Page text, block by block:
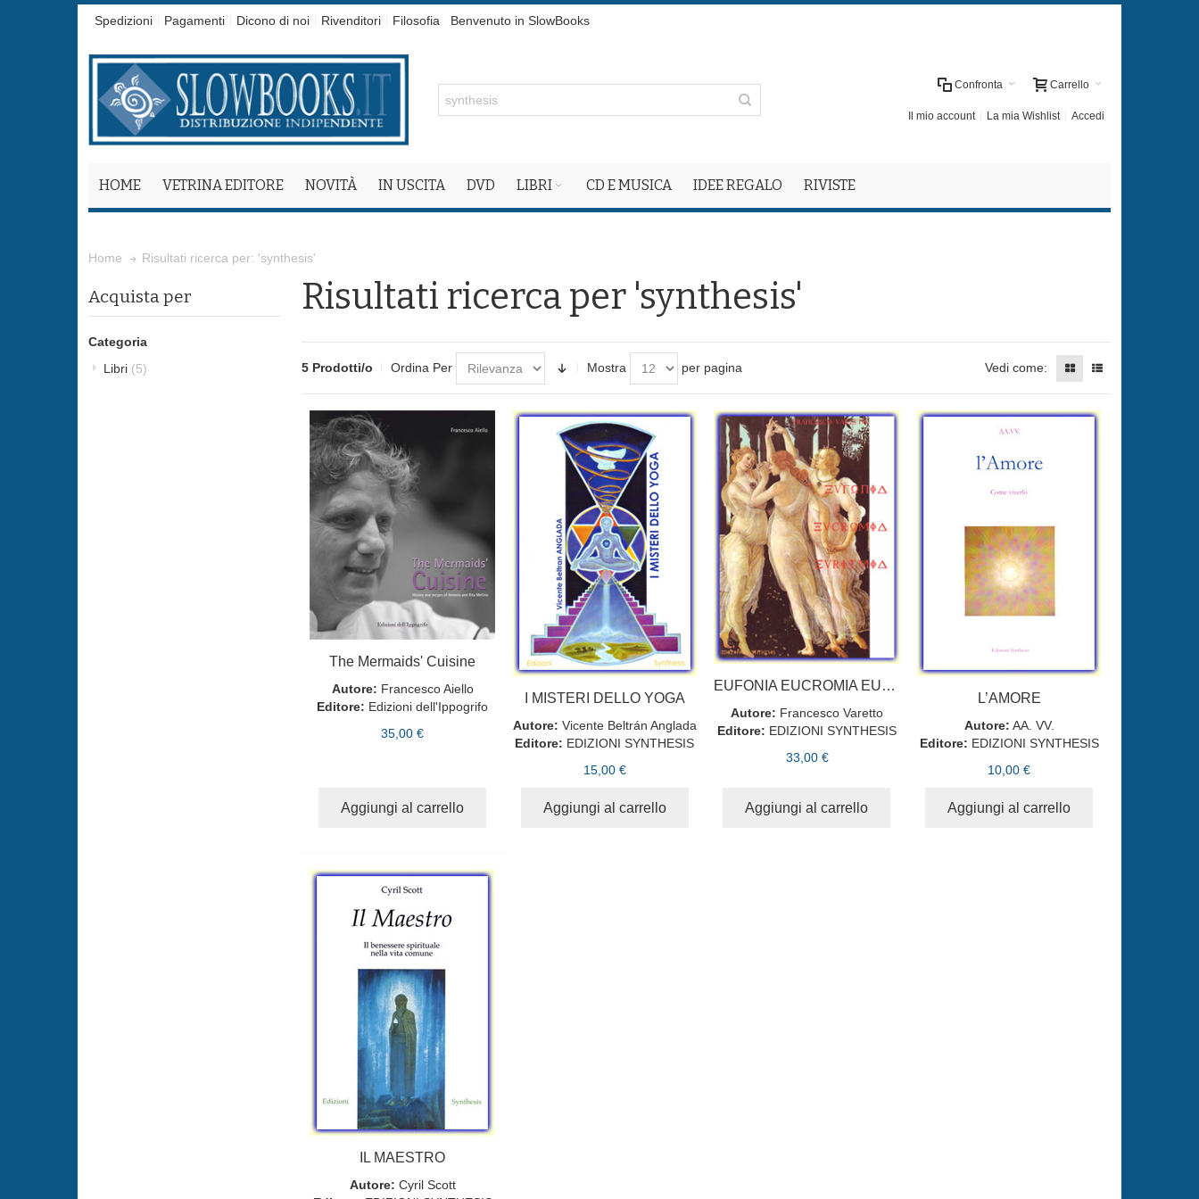
Spedizioni Pagamenti Dicono di noi Rivenditori Filosofia Benvenuto in SlowBooks
Carrello
Confronta
Il mio account La mia Wishlist Accedi
HOME VETRINA EDITORE NOVITÀ IN USCITA DVD LIBRI CD E MUSICA IDEE REGALO RIVISTE
Home Risultati ricerca per: 'synthesis'
Risultati ricerca per 'synthesis'
5 Prodotti/o Ordina Per Mostra per pagina Vedi come:
The Mermaids' Cuisine
Autore: Francesco Aiello
Editore: Edizioni dell'Ippogrifo
35,00 €
Aggiungi al carrello
I MISTERI DELLO YOGA
Autore: Vicente Beltrán Anglada
Editore: EDIZIONI SYNTHESIS
15,00 €
Aggiungi al carrello
EUFONIA EUCROMIA EURITMIA
Autore: Francesco Varetto
Editore: EDIZIONI SYNTHESIS
33,00 €
Aggiungi al carrello
L’AMORE
Autore: AA. VV.
Editore: EDIZIONI SYNTHESIS
10,00 €
Aggiungi al carrello
IL MAESTRO
Autore: Cyril Scott
Acquista per
Categoria
Libri (5)